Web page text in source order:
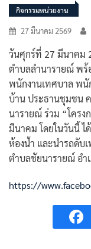
กิจกรรมหน่วยงาน
27 มีนาคม 2569
วันศุกร์ที่ 27 มีนาคม
ตำบลลำนารายณ์ พ
พนักงานเทศบาล พนั
บ้าน ประธานชุมชน
นารายณ์ ร่วม “โครง
มีนาคม โดยในวันนี้ ไ
ห้องน้ำ และนำรถดับ
ตำบลชัยนารายณ์ อำ
https://